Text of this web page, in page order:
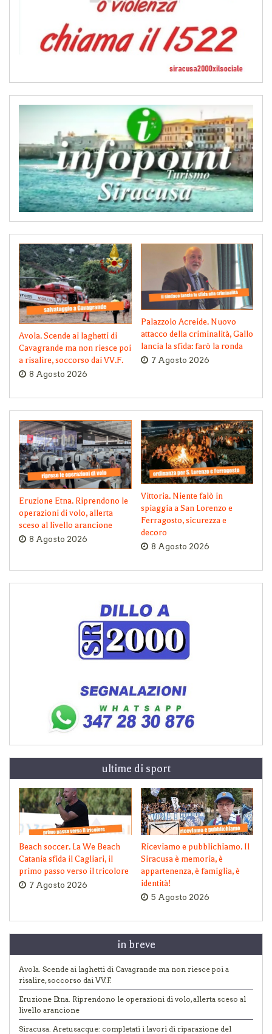
Avola. Scende ai laghetti di
Cavagrande ma non riesce poi
a risalire, soccorso dai VV.F.
8 Agosto 2026
Palazzolo Acreide. Nuovo
attacco della criminalità, Gallo
lancia la sfida: farò la ronda
7 Agosto 2026
Eruzione Etna. Riprendono le
operazioni di volo, allerta
sceso al livello arancione
8 Agosto 2026
Vittoria. Niente falò in
spiaggia a San Lorenzo e
Ferragosto, sicurezza e
decoro
8 Agosto 2026
ultime di sport
Beach soccer. La We Beach
Catania sfida il Cagliari, il
primo passo verso il tricolore
7 Agosto 2026
Riceviamo e pubblichiamo. Il
Siracusa è memoria, è
appartenenza, è famiglia, è
identità!
5 Agosto 2026
in breve
Avola. Scende ai laghetti di Cavagrande ma non riesce poi a
risalire, soccorso dai VV.F.
Eruzione Etna. Riprendono le operazioni di volo, allerta sceso al
livello arancione
Siracusa. Aretusacque: completati i lavori di riparazione del